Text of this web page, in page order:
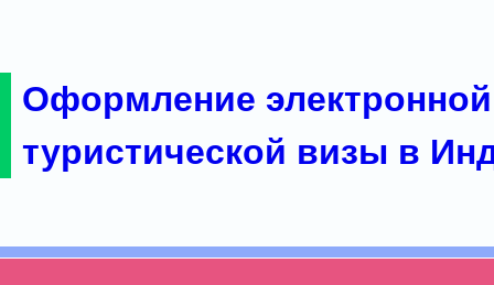
Оформление электронной
туристической визы в